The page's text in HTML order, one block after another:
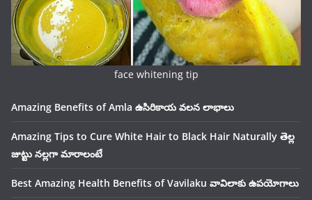
face whitening tip
Amazing Benefits of Amla ఉసిరికాయ వలన లాభాలు
Amazing Tips to Cure White Hair to Black Hair Naturally తెల్ల
జుట్టు నల్లగా మారాలంటే
Best Amazing Health Benefits of Vavilaku వావిలాకు ఉపయోగాలు